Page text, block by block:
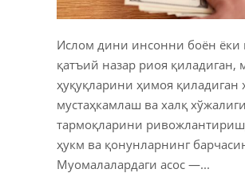
Ислом дини инсонни боён ёки
қатъий назар риоя қиладиган,
ҳуқуқларини ҳимоя
мустаҳкамлаш ва халқ
тармоқларини
ҳукм ва қонунларнинг
Муомалалардаги асос —...